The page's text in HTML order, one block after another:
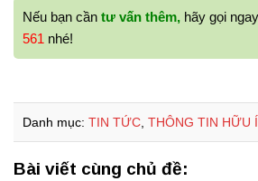
Nếu bạn cần tư vấn thêm, hãy gọi
561 nhé!
Danh mục: TIN TỨC THÔNG TIN HỮU
Bài viết cùng chủ đề: